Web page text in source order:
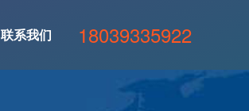
联系我们 18039335922